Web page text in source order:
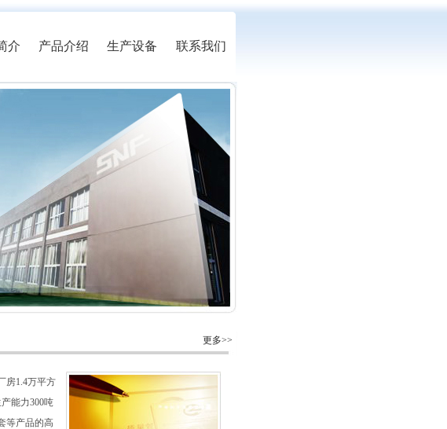
介 产品介绍 生产设备 联系我们
更多>>
房1.4万平方
能力300吨
等产品的高